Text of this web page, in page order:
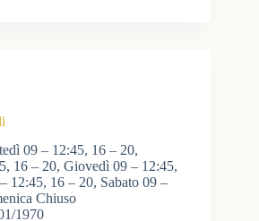
09 – 12:45, 16 – 20,
16 – 20, Giovedì 09 – 12:45,
12:45, 16 – 20, Sabato 09 –
Chiuso
1970